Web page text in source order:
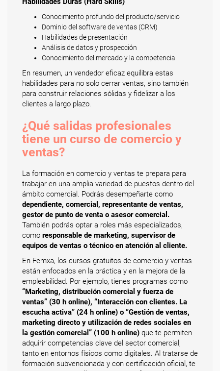
Conocimiento profundo del producto/servicio
Dominio del software de ventas (CRM)
Habilidades de presentación
Análisis de datos y prospección
Conocimiento del mercado y la competencia
En resumen, un vendedor eficaz equilibra estas
habilidades para no solo cerrar ventas, sino también
para construir relaciones sólidas y fidelizar a los
clientes a largo plazo.
¿Qué salidas profesionales
tiene un curso de comercio y
ventas?
La formación en comercio y ventas te prepara para
trabajar en una amplia variedad de puestos dentro del
ámbito comercial. Podrás desempeñarte como
dependiente, comercial, representante de ventas,
gestor de punto de venta o asesor comercial.
También podrás optar a roles más especializados,
como responsable de marketing, supervisor de
equipos de ventas o técnico en atención al cliente.
En Femxa, los cursos gratuitos de comercio y ventas
están enfocados en la práctica y en la mejora de la
empleabilidad. Por ejemplo, tienes programas como
“Marketing, distribución comercial y fuerza de
ventas” (30 h online), “Interacción con clientes. La
escucha activa” (24 h online) o “Gestión de ventas,
marketing directo y utilización de redes sociales en
la gestión comercial” (100 h online) que te permiten
adquirir competencias clave del sector comercial,
tanto en entornos físicos como digitales. Al tratarse de
formación subvencionada y con certificación oficial, te